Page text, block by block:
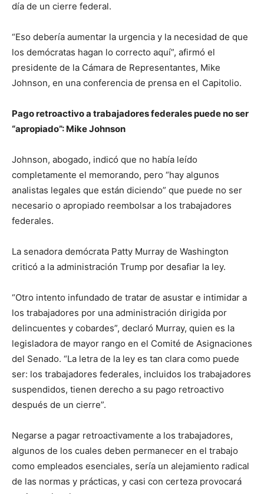
día de un cierre federal.
“Eso debería aumentar la urgencia y la necesidad de que
los demócratas hagan lo correcto aquí”, afirmó el
presidente de la Cámara de Representantes, Mike
Johnson, en una conferencia de prensa en el Capitolio.
Pago retroactivo a trabajadores federales puede no ser
“apropiado”: Mike Johnson
Johnson, abogado, indicó que no había leído
completamente el memorando, pero “hay algunos
analistas legales que están diciendo” que puede no ser
necesario o apropiado reembolsar a los trabajadores
federales.
La senadora demócrata Patty Murray de Washington
criticó a la administración Trump por desafiar la ley.
“Otro intento infundado de tratar de asustar e intimidar a
los trabajadores por una administración dirigida por
delincuentes y cobardes”, declaró Murray, quien es la
legisladora de mayor rango en el Comité de Asignaciones
del Senado. “La letra de la ley es tan clara como puede
ser: los trabajadores federales, incluidos los trabajadores
suspendidos, tienen derecho a su pago retroactivo
después de un cierre”.
Negarse a pagar retroactivamente a los trabajadores,
algunos de los cuales deben permanecer en el trabajo
como empleados esenciales, sería un alejamiento radical
de las normas y prácticas, y casi con certeza provocará